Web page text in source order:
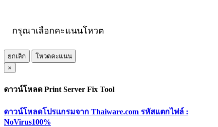
กรุณาเลือกคะแนนโหวต
ยกเลิก
โหวตคะแนน
×
ดาวน์โหลด Print Server Fix Tool
ดาวน์โหลดโปรแกรมจาก Thaiware.com รหัสแตกไฟล์ :
NoVirus100%